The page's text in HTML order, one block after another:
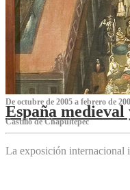
De octubre de 2005 a febrero de
España medieval
Castillo de Chapultepec
La exposición internacional